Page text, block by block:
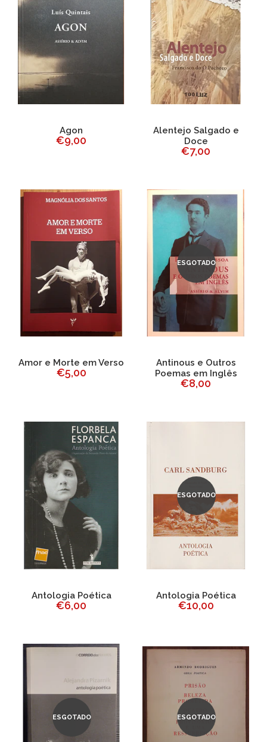
Agon
€9,00
Alentejo Salgado e
Doce
€7,00
Amor e Morte em Verso
€5,00
ESGOTADO
Antinous e Outros
Poemas em Inglês
€8,00
Antologia Poética
€6,00
ESGOTADO
Antologia Poética
€10,00
ESGOTADO ESGOTADO